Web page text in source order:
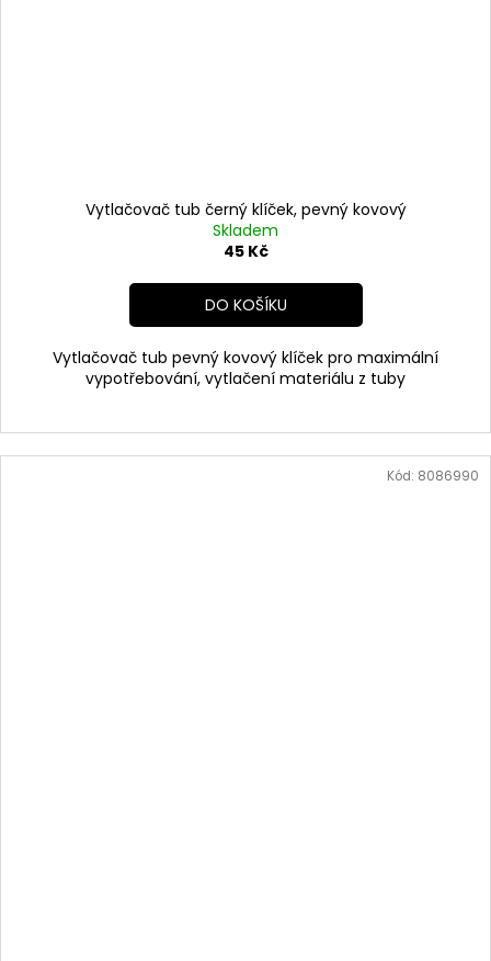
Vytlačovač tub černý klíček, pevný kovový
Skladem
45 Kč
DO KOŠÍKU
Vytlačovač tub pevný kovový klíček pro maximální
vypotřebování, vytlačení materiálu z tuby
Kód: 8086990